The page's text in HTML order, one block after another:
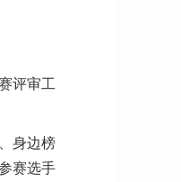
评审工
身边榜
赛选手